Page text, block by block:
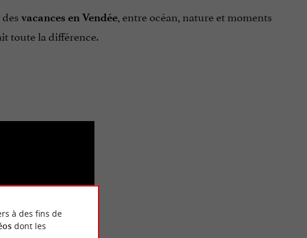
vacances en Vendée, entre océan, nature et moments
toute la différence.
à des fins de
dont les